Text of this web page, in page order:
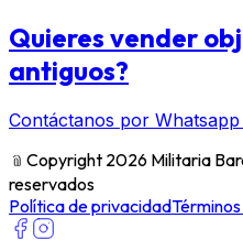
Quieres vender
antiguos?
Contáctanos por Whatsapp
﹫ Copyright 2026 Militaria
reservados
Política de privacidad